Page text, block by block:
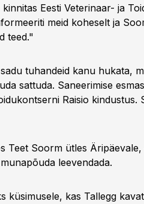
Eesti Veterinaar- ja
meid koheselt ja
teed."
tuhandeid kanu hukata,
sattuda. Saneerimise
Raisio kindustus.
Teet Soorm ütles
leevendada.
küsimusele, kas Tallegg